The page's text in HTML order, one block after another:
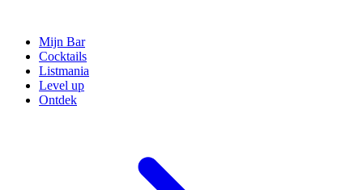
Mijn Bar
Cocktails
Listmania
Level up
Ontdek